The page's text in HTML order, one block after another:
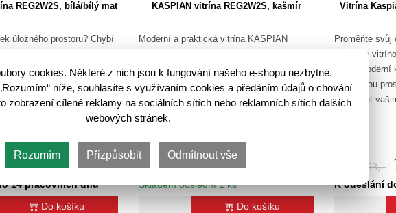
REG2W2S, bílá/bílý mat
úložného prostoru? Chybí
vás v nabídce vitrínu
Ta poskytuje
prostoru v podobě…
8 423,-
14 pracovních dnů
Do košíku
KASPIAN vitrína REG2W2S, kašmír
Moderní a praktická vitrína KASPIAN
prvky současného designu. Díky vitríně
získá pokoj útulnou a příjemnou atmosféru.
Hodí se například do…
🛈 12 262,- 7 970,-
Skladem poslední 1 ks
Do košíku
Vitrína
Proměňte
prostor s
Tento
velkorysou
vyniknout
12 153,-
K odeslání
cookies. Některé z nich jsou k fungování našeho e-shopu nezbytné.
níže, souhlasíte s využívaním cookies a předáním údajů o chování
zobrazení cílené reklamy na sociálních sítích nebo reklamních sítích dalších
webových stránek.
Rozumím Přizpůsobit Odmítnout vše